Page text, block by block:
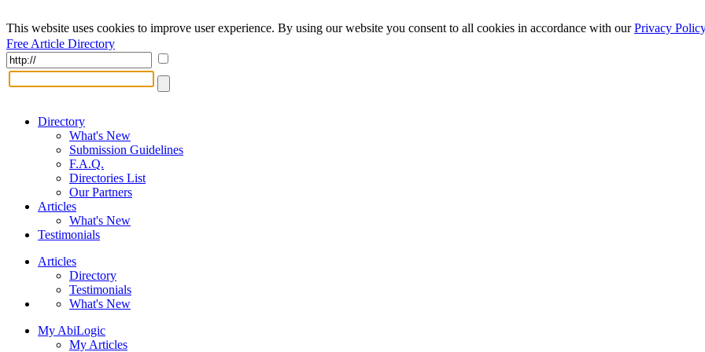
This website uses cookies to improve user experience. By using our website you consent to all cookies in accordance with ourPrivacy Policy
Free Article Directory
Directory
What's New
Submission Guidelines
F.A.Q.
Directories List
Our Partners
Articles
What's New
Testimonials
Articles
Directory
Testimonials
What's New
My AbiLogic
My Articles